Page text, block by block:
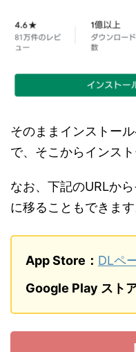
そのままインストー
で、そこからインスト
なお、下記のURLか
に移ることもできます
App Store： DLペ
Google Play ストア